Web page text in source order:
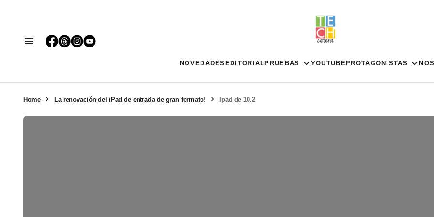
NOVEDADES EDITORIAL PRUEBAS YOUTUBE PROTAGONISTAS
Home La renovación del iPad de entrada de gran formato! Ipad de 10.2